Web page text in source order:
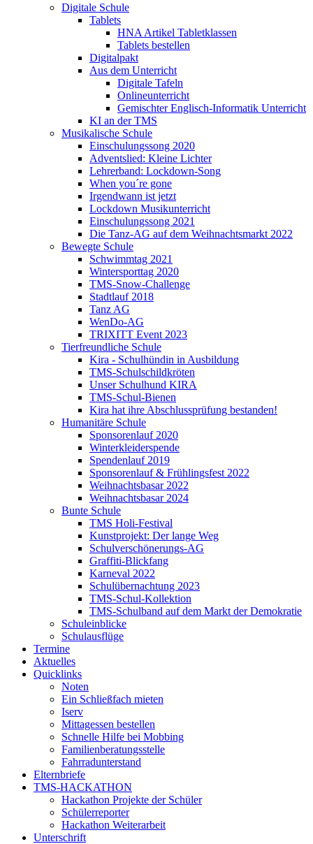
Digitale Schule
Tablets
HNA Artikel Tabletklassen
Tablets bestellen
Digitalpakt
Aus dem Unterricht
Digitale Tafeln
Onlineunterricht
Gemischter Englisch-Informatik Unterricht
KI an der TMS
Musikalische Schule
Einschulungssong 2020
Adventslied: Kleine Lichter
Lehrerband: Lockdown-Song
When you´re gone
Irgendwann ist jetzt
Lockdown Musikunterricht
Einschulungssong 2021
Die Tanz-AG auf dem Weihnachtsmarkt 2022
Bewegte Schule
Schwimmtag 2021
Wintersporttag 2020
TMS-Snow-Challenge
Stadtlauf 2018
Tanz AG
WenDo-AG
TRIXITT Event 2023
Tierfreundliche Schule
Kira - Schulhündin in Ausbildung
TMS-Schulschildkröten
Unser Schulhund KIRA
TMS-Schul-Bienen
Kira hat ihre Abschlussprüfung bestanden!
Humanitäre Schule
Sponsorenlauf 2020
Winterkleiderspende
Spendenlauf 2019
Sponsorenlauf & Frühlingsfest 2022
Weihnachtsbasar 2022
Weihnachtsbasar 2024
Bunte Schule
TMS Holi-Festival
Kunstprojekt: Der lange Weg
Schulverschönerungs-AG
Graffiti-Blickfang
Karneval 2022
Schulübernachtung 2023
TMS-Schul-Kollektion
TMS-Schulband auf dem Markt der Demokratie
Schuleinblicke
Schulausflüge
Termine
Aktuelles
Quicklinks
Noten
Ein Schließfach mieten
Iserv
Mittagessen bestellen
Schnelle Hilfe bei Mobbing
Familienberatungsstelle
Fahrradunterstand
Elternbriefe
TMS-HACKATHON
Hackathon Projekte der Schüler
Schülerreporter
Hackathon Weiterarbeit
Unterschrift